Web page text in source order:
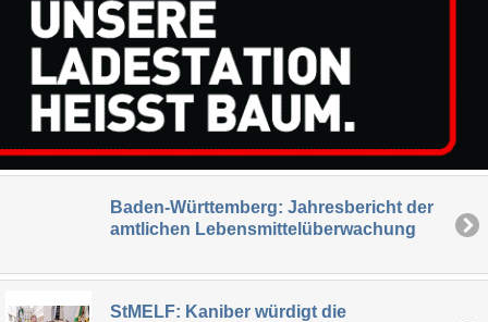
Baden-Württemberg: Jahresbericht der
amtlichen Lebensmittelüberwachung
StMELF: Kaniber würdigt die